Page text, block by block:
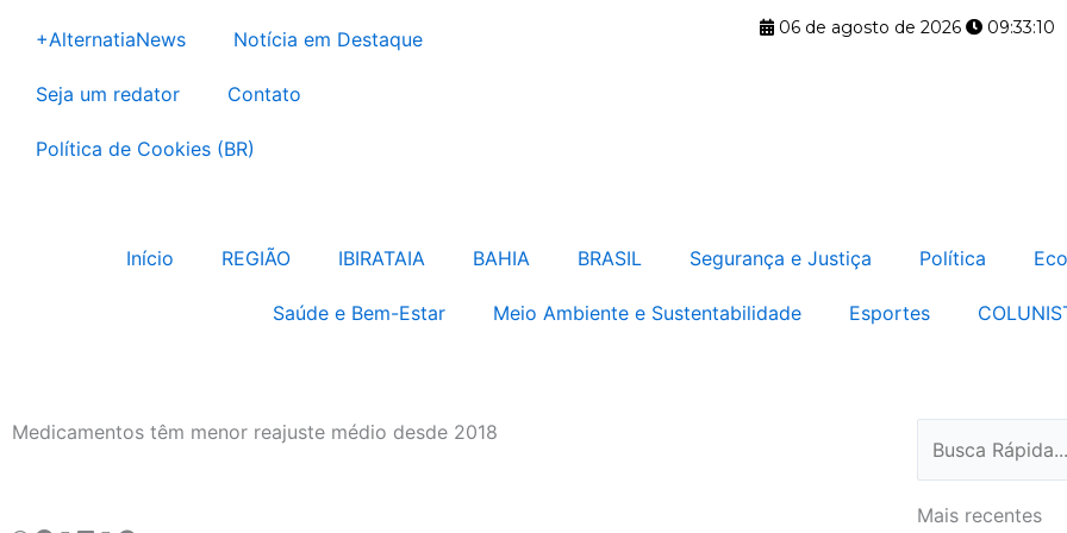
para
conteúdo
+AlternatiaNews Notícia em Destaque
Seja um redator Contato
Política de Cookies (BR)
06 de agosto de 2026 09:33:10
Início REGIÃO IBIRATAIA BAHIA BRASIL Segurança e Justiça Política
Saúde e Bem-Estar Meio Ambiente e Sustentabilidade Esportes
Medicamentos têm menor reajuste médio desde 2018
Mais recentes